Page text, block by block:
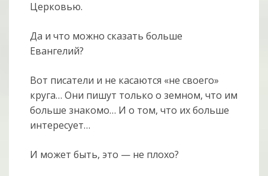
Церковью.
Да и что можно сказать больше
Евангелий?
Вот писатели и не касаются «не своего»
круга… Они пишут только о земном, что им
больше знакомо… И о том, что их больше
интересует…
И может быть, это — не плохо?